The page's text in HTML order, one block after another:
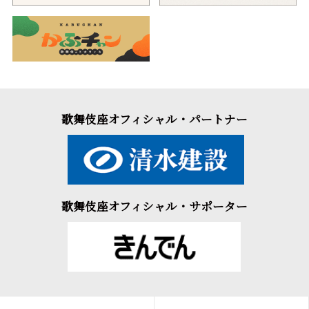
歌舞伎座オフィシャル・パートナー
歌舞伎座オフィシャル・サポーター